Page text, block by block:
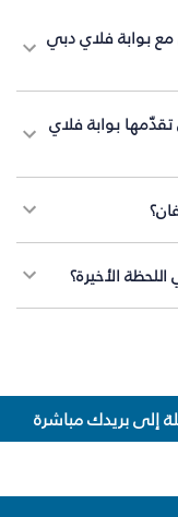
مع بوابة فلاي دبي
بوابة فلاي
الأخيرة؟
بريدك مباشرة